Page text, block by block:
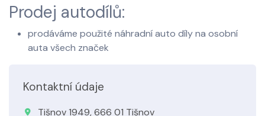
Prodej autodílů:
prodáváme použité náhradní auto díly na osobní
auta všech značek
Kontaktní údaje
Tišnov 1949, 666 01 Tišnov